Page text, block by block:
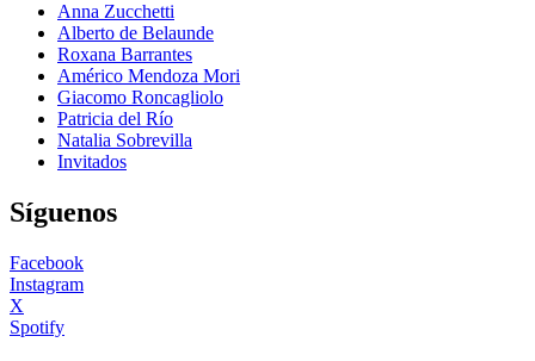
Anna Zucchetti
Alberto de Belaunde
Roxana Barrantes
Américo Mendoza Mori
Giacomo Roncagliolo
Patricia del Río
Natalia Sobrevilla
Invitados
Síguenos
Facebook
Instagram
X
Spotify